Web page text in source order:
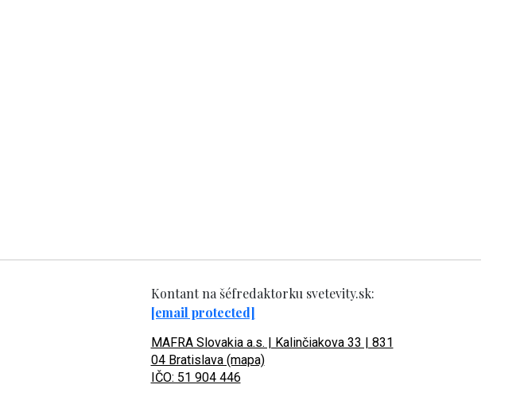
Kontant na šéfredaktorku svetevity.sk:
[email protected]
MAFRA Slovakia a.s. | Kalinčiakova 33 | 831
04 Bratislava (mapa)
IČO: 51 904 446